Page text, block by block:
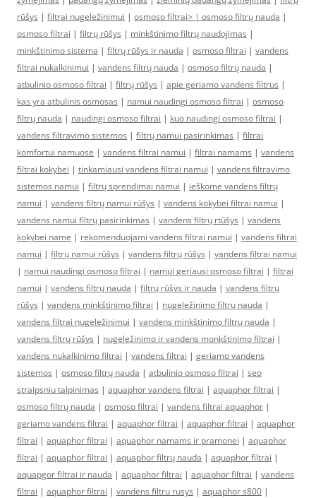
rūšys | filtrai nugeležinimui | osmoso filtrai> | osmoso filtrų nauda |
osmoso filtrai | filtrų rūšys | minkštinimo filtrų naudojimas |
minkštinimo sistema | filtrų rūšys ir nauda | osmoso filtrai | vandens
filtrai nukalkinimui | vandens filtrų nauda | osmoso filtrų nauda |
atbulinio osmoso filtrai | filtrų rūšys | apie geriamo vandens filtrus |
kas yra atbulinis osmosas | namui naudingi osmoso filtrai | osmoso
filtrų nauda | naudingi osmoso filtrai | kuo naudingi osmoso filtrai |
vandens filtravimo sistemos | filtrų namui pasirinkimas | filtrai
komfortui namuose | vandens filtrai namui | filtrai namams | vandens
filtrai kokybei | tinkamiausi vandens filtrai namui | vandens filtravimo
sistemos namui | filtrų sprendimai namui | ieškome vandens filtrų
namui | vandens filtrų namui rūšys | vandens kokybei filtrai namui |
vandens namui filtrų pasirinkimas | vandens filtrų rtūšys | vandens
kokybei name | rekomenduojami vandens filtrai namui | vandens filtrai
namui | filtrų namui rūšys | vandens filtrų rūšys | vandens filtrai namui
| namui naudingi osmoso filtrai | namui geriausi osmoso filtrai | filtrai
namui | vandens filtrų nauda | filtrų rūšys ir nauda | vandens filtrų
rūšys | vandens minkštinimo filtrai | nugeležinimo filtrų nauda |
vandens filtrai nugeležinimui | vandens minkštinimo filtrų nauda |
vandens filtrų rūšys | nugeležinimo ir vandens monkštinimo filtrai |
vandens nukalkinimo filtrai | vandens filtrai | geriamo vandens
sistemos | osmoso filtrų nauda | atbulinio osmoso filtrai | seo
straipsniu talpinimas | aquaphor vandens filtrai | aquaphor filtrai |
osmoso filtrų nauda | osmoso filtrai | vandens filtrai aquaphor |
geriamo vandens filtrai | aquaphor filtrai | aquaphor filtrai | aquaphor
filtrai | aquaphor filtrai | aquaphor namams ir pramonei | aquaphor
filtrai | aquaphor filtrai | aquaphor filtrų nauda | aquaphor filtrai |
aquapgor filtrai ir nauda | aquaphor filtrai | aquaphor filtrai | vandens
filtrai | aquaphor filtrai | vandens filtru rusys | aquaphor s800 |